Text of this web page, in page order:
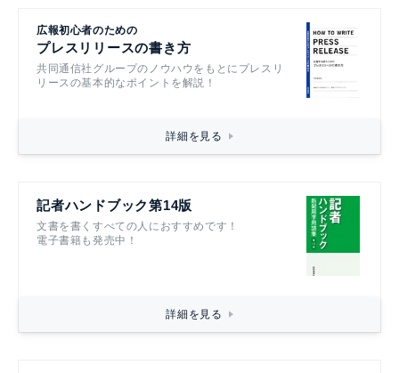
広報初心者のための
プレスリリースの書き方
共同通信社グループのノウハウをもとにプレスリ
リースの基本的なポイントを解説！
詳細を見る
記者ハンドブック第14版
文書を書くすべての人におすすめです！
電子書籍も発売中！
詳細を見る